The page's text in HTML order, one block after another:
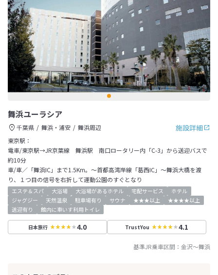
舞浜ユーラシア
施設詳細
千葉県 舞浜・浦安
舞浜周辺
東京駅：
電車/東京駅→JR京葉線 舞浜駅 南口ロータリー内「C-3」から送迎バスで
約10分
車/車／「舞浜IC」まで1.5Km。～首都高湾岸線「葛西IC」～舞浜大橋を渡
り、１つ目の信号を右折して運動公園のすぐとなり
エステ＆スパ 大浴場 大浴場があるホテル 宅配サービス
ホテル
ジャグジー
天然温泉 駐車場有り サウナ ★★★以上
★★★★以上
送迎有り
館内に車いす利用トイレ
日本旅行 4.0 TrustYou 4.1
基準JR乗車区間： 金沢～舞浜